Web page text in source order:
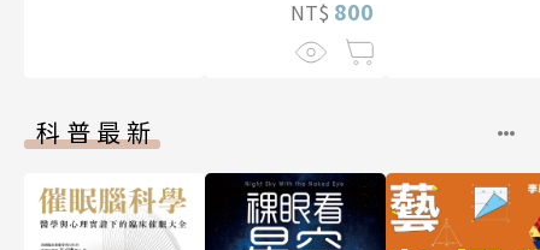
NT$ 800
科普最新